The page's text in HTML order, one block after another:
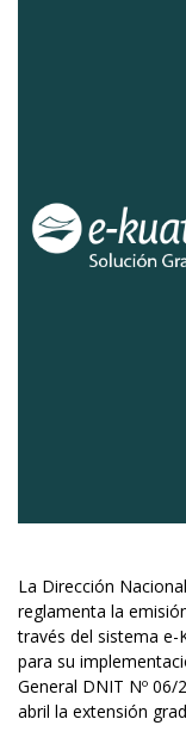
La Dirección
reglamenta la
través del sistema e-
para su
General DNIT Nº
abril la extensión